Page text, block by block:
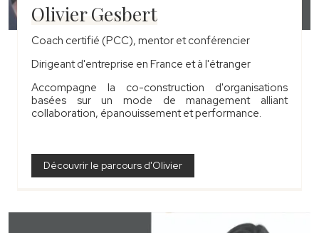
Olivier Gesbert
Coach certifié (PCC), mentor et conférencier
Dirigeant d'entreprise en France et à l'étranger
Accompagne la co-construction d'organisations
basées sur un mode de management alliant
collaboration, épanouissement et performance.
Découvrir le parcours d'Olivier